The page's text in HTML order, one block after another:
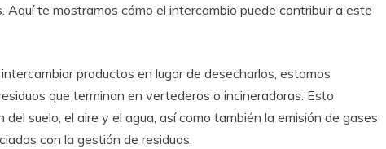
Aquí te mostramos cómo el intercambio puede contribuir a este
productos en lugar de desecharlos, estamos
que terminan en vertederos o incineradoras. Esto
suelo, el aire y el agua, así como también la emisión de gases
con la gestión de residuos.